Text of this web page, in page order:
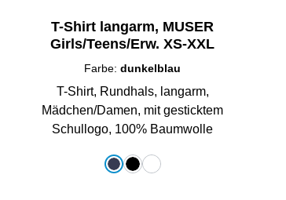
T-Shirt langarm, MUSER
Girls/Teens/Erw. XS-XXL
Farbe:dunkelblau
T-Shirt, Rundhals, langarm,
Mädchen/Damen, mit gesticktem
Schullogo, 100% Baumwolle
auswählen
dunkelblau
schwarz
weiß